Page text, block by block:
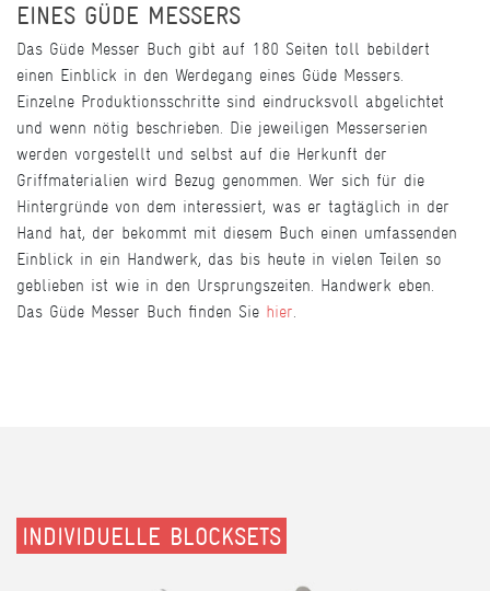
EINES GÜDE MESSERS
Das Güde Messer Buch gibt auf 180 Seiten toll bebildert
einen Einblick in den Werdegang eines Güde Messers.
Einzelne Produktionsschritte sind eindrucksvoll abgelichtet
und wenn nötig beschrieben. Die jeweiligen Messerserien
werden vorgestellt und selbst auf die Herkunft der
Griffmaterialien wird Bezug genommen. Wer sich für die
Hintergründe von dem interessiert, was er tagtäglich in der
Hand hat, der bekommt mit diesem Buch einen umfassenden
Einblick in ein Handwerk, das bis heute in vielen Teilen so
geblieben ist wie in den Ursprungszeiten. Handwerk eben.
Das Güde Messer Buch finden Sie hier.
INDIVIDUELLE BLOCKSETS